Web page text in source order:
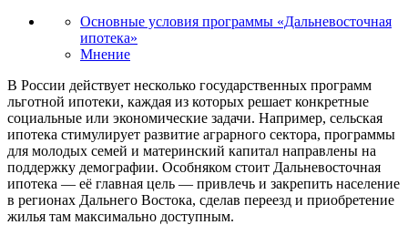
Основные условия программы «Дальневосточная
ипотека»
Мнение
В России действует несколько государственных программ
льготной ипотеки, каждая из которых решает конкретные
социальные или экономические задачи. Например, сельская
ипотека стимулирует развитие аграрного сектора, программы
для молодых семей и материнский капитал направлены на
поддержку демографии. Особняком стоит Дальневосточная
ипотека — её главная цель — привлечь и закрепить население
в регионах Дальнего Востока, сделав переезд и приобретение
жилья там максимально доступным.